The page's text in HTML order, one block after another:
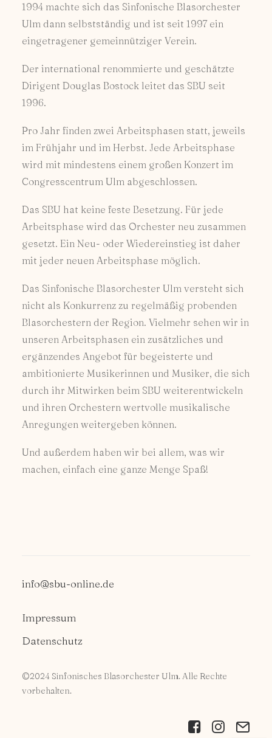
1994 machte sich das Sinfonische Blasorchester
Ulm dann selbstständig und ist seit 1997 ein
eingetragener gemeinnütziger Verein.
Der international renommierte und geschätzte
Dirigent Douglas Bostock leitet das SBU seit
1996.
Pro Jahr finden zwei Arbeitsphasen statt, jeweils
im Frühjahr und im Herbst. Jede Arbeitsphase
wird mit mindestens einem großen Konzert im
Congresscentrum Ulm abgeschlossen.
Das SBU hat keine feste Besetzung. Für jede
Arbeitsphase wird das Orchester neu zusammen
gesetzt. Ein Neu- oder Wiedereinstieg ist daher
mit jeder neuen Arbeitsphase möglich.
Das Sinfonische Blasorchester Ulm versteht sich
nicht als Konkurrenz zu regelmäßig probenden
Blasorchestern der Region. Vielmehr sehen wir in
unseren Arbeitsphasen ein zusätzliches und
ergänzendes Angebot für begeisterte und
ambitionierte Musikerinnen und Musiker, die sich
durch ihr Mitwirken beim SBU weiterentwickeln
und ihren Orchestern wertvolle musikalische
Anregungen weitergeben können.
Und außerdem haben wir bei allem, was wir
machen, einfach eine ganze Menge Spaß!
info@sbu-online.de
Impressum
Datenschutz
©2024 Sinfonisches Blasorchester Ulm. Alle Rechte
vorbehalten.